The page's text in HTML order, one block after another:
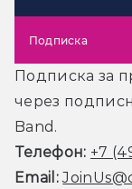
Подписка
Подписка за
через
Band.
Телефон: +7
Email: